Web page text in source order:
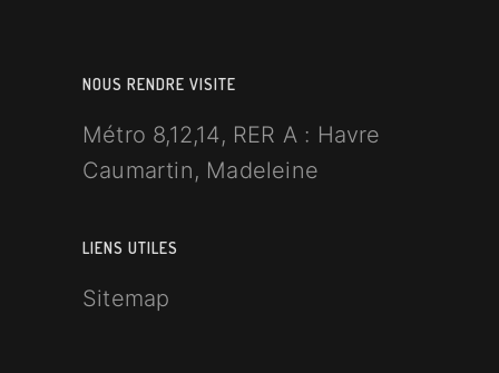
NOUS RENDRE VISITE
Métro 8,12,14, RER A : Havre
Caumartin, Madeleine
LIENS UTILES
Sitemap